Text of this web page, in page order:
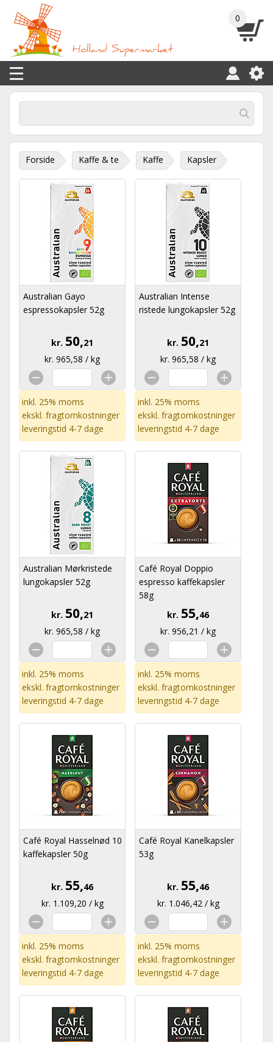
0
Forside Kaffe & te Kaffe Kapsler
Australian Gayo
espressokapsler 52g
kr. 50,21
kr. 965,58 / kg
inkl. 25% moms
ekskl. fragtomkostninger
leveringstid 4-7 dage
Australian Intense
ristede lungokapsler 52g
kr. 50,21
kr. 965,58 / kg
inkl. 25% moms
ekskl. fragtomkostninger
leveringstid 4-7 dage
Australian Mørkristede
lungokapsler 52g
kr. 50,21
kr. 965,58 / kg
inkl. 25% moms
ekskl. fragtomkostninger
leveringstid 4-7 dage
Café Royal Doppio
espresso kaffekapsler
58g
kr. 55,46
kr. 956,21 / kg
inkl. 25% moms
ekskl. fragtomkostninger
leveringstid 4-7 dage
Café Royal Hasselnød 10
kaffekapsler 50g
kr. 55,46
kr. 1.109,20 / kg
inkl. 25% moms
ekskl. fragtomkostninger
leveringstid 4-7 dage
Café Royal Kanelkapsler
53g
kr. 55,46
kr. 1.046,42 / kg
inkl. 25% moms
ekskl. fragtomkostninger
leveringstid 4-7 dage